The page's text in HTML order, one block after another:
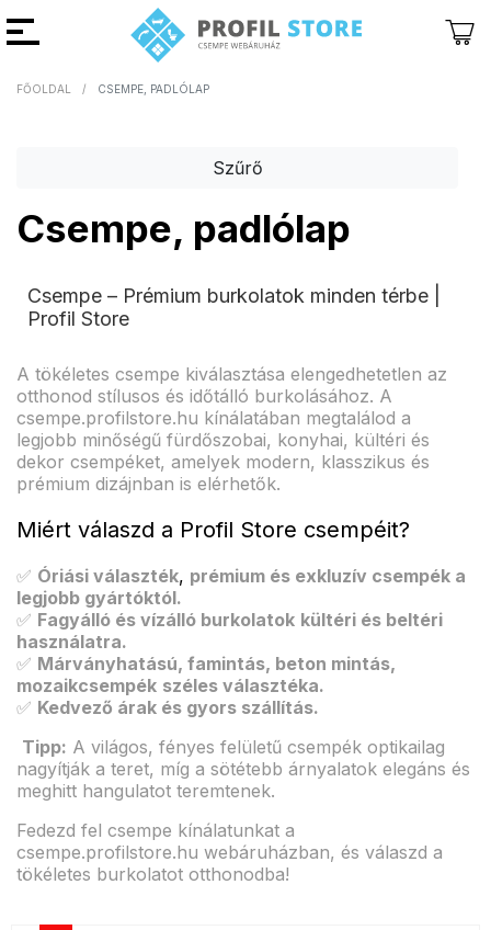
FŐOLDAL CSEMPE, PADLÓLAP
Szűrő
Csempe, padlólap
Csempe – Prémium burkolatok minden térbe |
Profil Store
A tökéletes csempe kiválasztása elengedhetetlen az
otthonod stílusos és időtálló burkolásához. A
csempe.profilstore.hu kínálatában megtalálod a
legjobb minőségű fürdőszobai, konyhai, kültéri és
dekor csempéket, amelyek modern, klasszikus és
prémium dizájnban is elérhetők.
Miért válaszd a Profil Store csempéit?
✅ Óriási választék, prémium és exkluzív csempék a
legjobb gyártóktól.
✅ Fagyálló és vízálló burkolatok kültéri és beltéri
használatra.
✅ Márványhatású, famintás, beton mintás,
mozaikcsempék széles választéka.
✅ Kedvező árak és gyors szállítás.
Tipp: A világos, fényes felületű csempék optikailag
nagyítják a teret, míg a sötétebb árnyalatok elegáns és
meghitt hangulatot teremtenek.
Fedezd fel csempe kínálatunkat a
csempe.profilstore.hu webáruházban, és válaszd a
tökéletes burkolatot otthonodba!